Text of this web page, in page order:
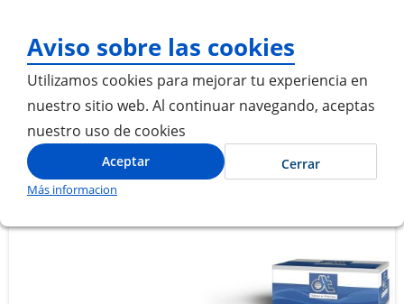
Aviso sobre las cookies
Utilizamos cookies para mejorar tu experiencia en
nuestro sitio web. Al continuar navegando, aceptas
nuestro uso de cookies
Aceptar Cerrar
Más informacion
Inicio VALVULA DE SEGURIDAD